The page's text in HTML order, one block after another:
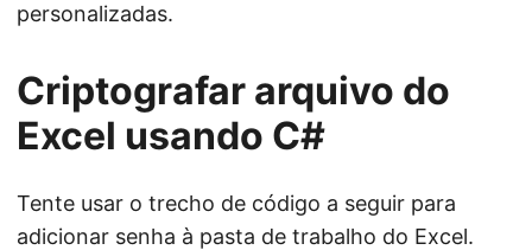
personalizadas.
Criptografar arquivo do
Excel usando C#
Tente usar o trecho de código a seguir para
adicionar senha à pasta de trabalho do Excel.